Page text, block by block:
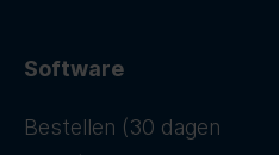
Software
Bestellen (30 dagen